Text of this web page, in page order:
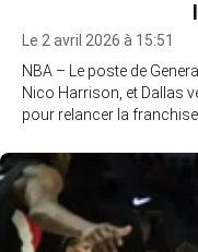
Le 2 avril 2026 à 15:51
NBA – Le poste de
Nico Harrison, et Dallas
pour relancer la